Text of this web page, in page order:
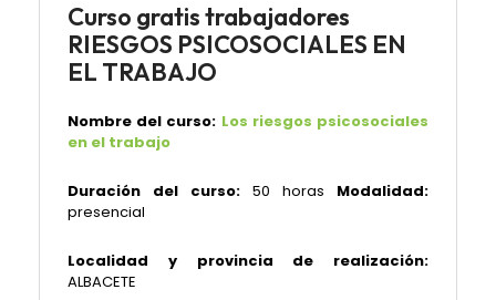
Curso gratis trabajadores
RIESGOS PSICOSOCIALES EN
EL TRABAJO
Nombre del curso: Los riesgos psicosociales
en el trabajo
Duración del curso: 50 horas Modalidad:
presencial
Localidad y provincia de realización:
ALBACETE